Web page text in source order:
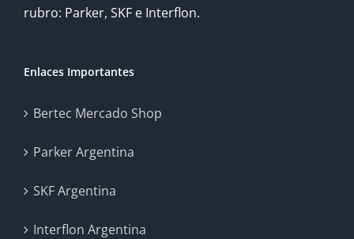
rubro: Parker, SKF e Interflon.
Enlaces Importantes
Bertec Mercado Shop
Parker Argentina
SKF Argentina
Interflon Argentina